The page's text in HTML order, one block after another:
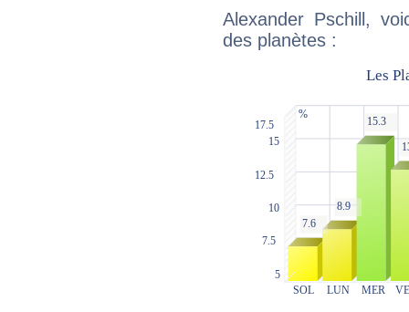
Alexander Pschill,
des planètes :